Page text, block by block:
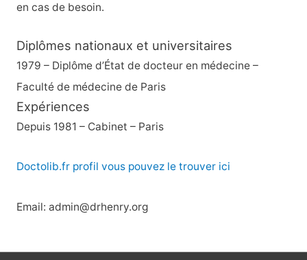
en cas de besoin.
Diplômes nationaux et universitaires
1979 – Diplôme d’État de docteur en médecine –
Faculté de médecine de Paris
Expériences
Depuis 1981 – Cabinet – Paris
Doctolib.fr profil vous pouvez le trouver ici
Email: admin@drhenry.org